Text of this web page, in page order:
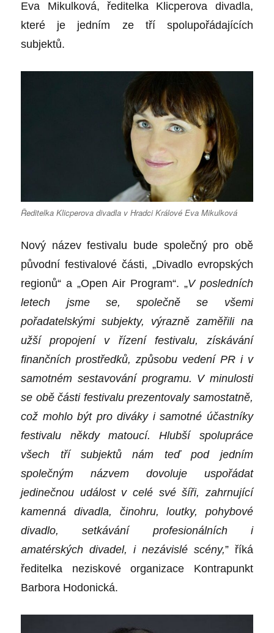
Eva Mikulková, ředitelka Klicperova divadla,
které je jedním ze tří spolupořádajících
subjektů.
Ředitelka Klicperova divadla v Hradci Králové Eva Mikulková
Nový název festivalu bude společný pro obě
původní festivalové části, „Divadlo evropských
regionů“ a „Open Air Program“. „V posledních
letech jsme se, společně se všemi
pořadatelskými subjekty, výrazně zaměřili na
užší propojení v řízení festivalu, získávání
finančních prostředků, způsobu vedení PR i v
samotném sestavování programu. V minulosti
se obě části festivalu prezentovaly samostatně,
což mohlo být pro diváky i samotné účastníky
festivalu někdy matoucí. Hlubší spolupráce
všech tří subjektů nám teď pod jedním
společným názvem dovoluje uspořádat
jedinečnou událost v celé své šíři, zahrnující
kamenná divadla, činohru, loutky, pohybové
divadlo, setkávání profesionálních i
amatérských divadel, i nezávislé scény,” říká
ředitelka neziskové organizace Kontrapunkt
Barbora Hodonická.